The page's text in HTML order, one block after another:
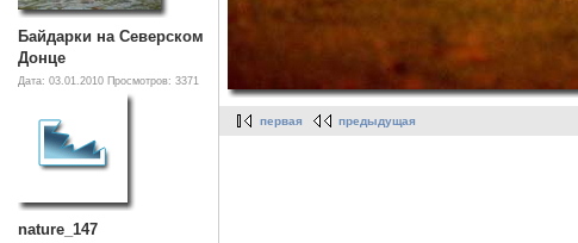
Байдарки на Северском
Донце
Дата: 03.01.2010 Просмотров: 3371
nature_147
первая предыдущая